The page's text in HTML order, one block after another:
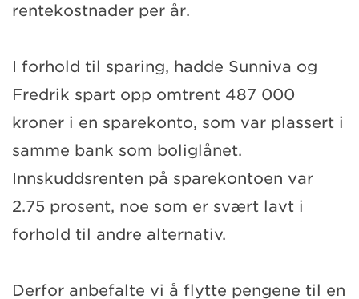
rentekostnader per år.
I forhold til sparing, hadde Sunniva og
Fredrik spart opp omtrent 487 000
kroner i en sparekonto, som var plassert i
samme bank som boliglånet.
Innskuddsrenten på sparekontoen var
2.75 prosent, noe som er svært lavt i
forhold til andre alternativ.
Derfor anbefalte vi å flytte pengene til en